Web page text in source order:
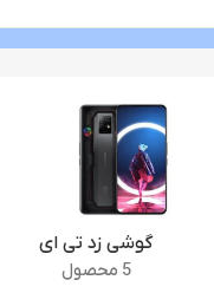
گوشی زد تی ای
5 محصول